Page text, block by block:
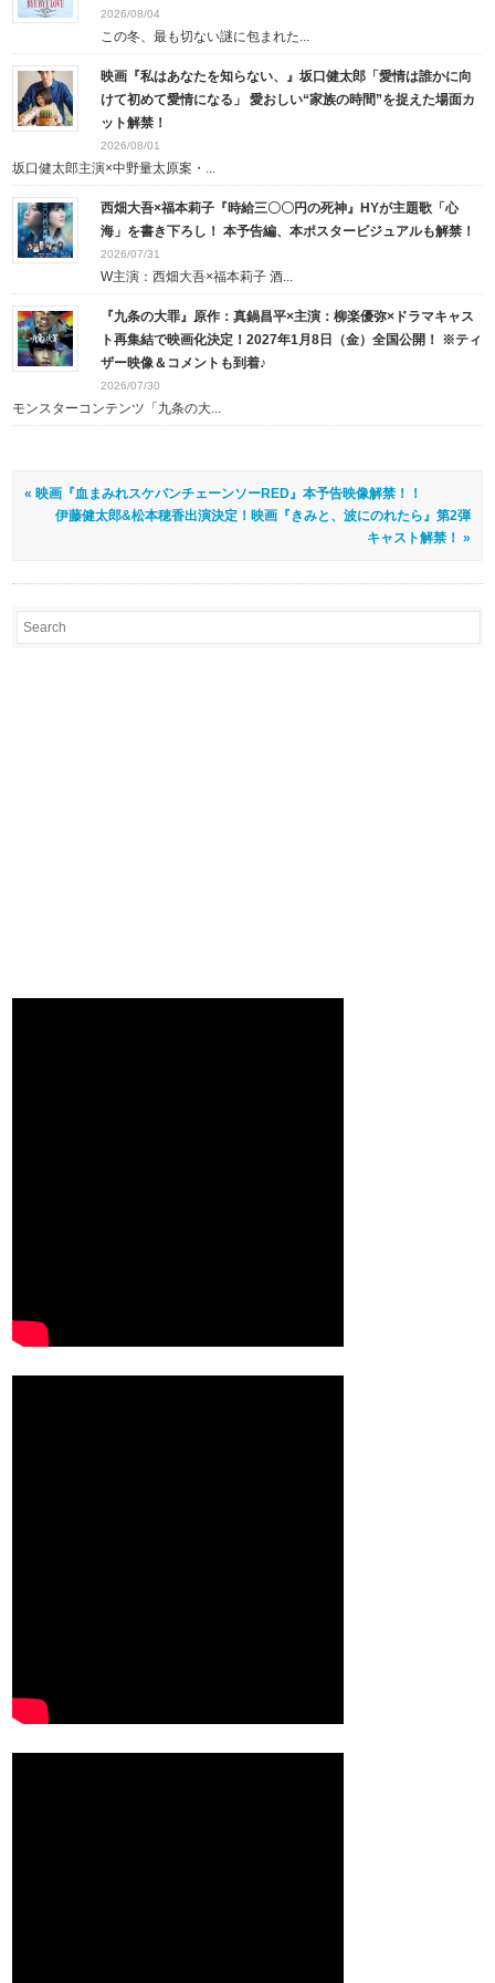
2026/08/04
この冬、最も切ない謎に包まれた...
映画『私はあなたを知らない、』坂口健太郎「愛情は誰かに向
けて初めて愛情になる」 愛おしい“家族の時間”を捉えた場面カ
ット解禁！
2026/08/01
坂口健太郎主演×中野量太原案・...
西畑大吾×福本莉子『時給三〇〇円の死神』HYが主題歌「心
海」を書き下ろし！ 本予告編、本ポスタービジュアルも解禁！
2026/07/31
W主演：西畑大吾×福本莉子 酒...
『九条の大罪』原作：真鍋昌平×主演：柳楽優弥×ドラマキャス
ト再集結で映画化決定！2027年1月8日（金）全国公開！ ※ティ
ザー映像＆コメントも到着♪
2026/07/30
モンスターコンテンツ「九条の大...
« 映画『血まみれスケバンチェーンソーRED』本予告映像解禁！！
伊藤健太郎&松本穂香出演決定！映画『きみと、波にのれたら』第2弾
キャスト解禁！ »